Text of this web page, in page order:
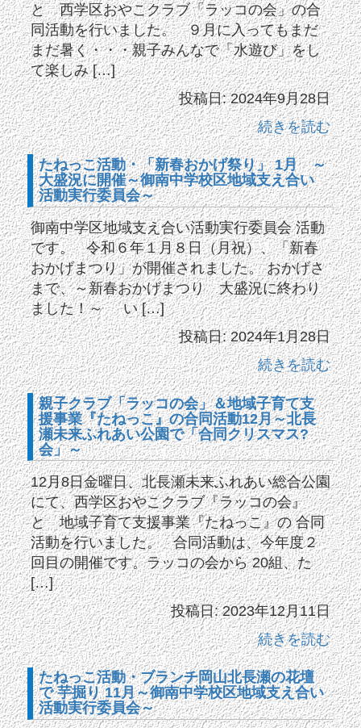
と 西学区おやこクラブ「ラッコの会」の合
同活動を行いました。 ９月に入ってもまだ
まだ暑く・・・親子みんなで「水遊び」をし
て楽しみ […]
投稿日: 2024年9月28日
続きを読む
たねっこ活動・「新春おかげ祭り」 1月 ～
大盛況に開催～御南中学校区地域支え合い
活動実行委員会～
御南中学区地域支え合い活動実行委員会 活動
です。 令和６年１月８日（月祝）、「新春
おかげまつり」が開催されました。 おかげさ
まで、～新春おかげまつり 大盛況に終わり
ました！～ い […]
投稿日: 2024年1月28日
続きを読む
親子クラブ「ラッコの会」＆地域子育て支
援事業『たねっこ』の合同活動12月～北長
瀬未来ふれあい公園で「合同クリスマス?
会」～
12月8日金曜日、北長瀬未来ふれあい総合公園
にて、西学区おやこクラブ『ラッコの会』
と 地域子育て支援事業『たねっこ』の 合同
活動を行いました。 合同活動は、今年度２
回目の開催です。ラッコの会から 20組、た
[…]
投稿日: 2023年12月11日
続きを読む
たねっこ活動・ブランチ岡山北長瀬の花壇
で 芋掘り 11月～御南中学校区地域支え合い
活動実行委員会～